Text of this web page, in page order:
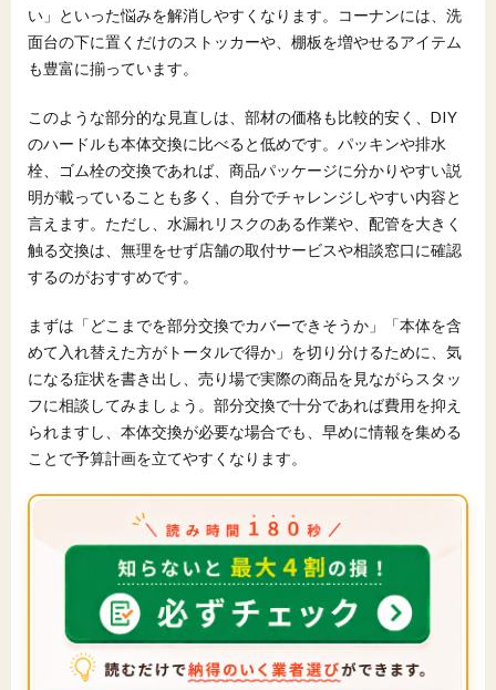
い」といった悩みを解消しやすくなります。コーナンには、洗
面台の下に置くだけのストッカーや、棚板を増やせるアイテム
も豊富に揃っています。
このような部分的な見直しは、部材の価格も比較的安く、DIY
のハードルも本体交換に比べると低めです。パッキンや排水
栓、ゴム栓の交換であれば、商品パッケージに分かりやすい説
明が載っていることも多く、自分でチャレンジしやすい内容と
言えます。ただし、水漏れリスクのある作業や、配管を大きく
触る交換は、無理をせず店舗の取付サービスや相談窓口に確認
するのがおすすめです。
まずは「どこまでを部分交換でカバーできそうか」「本体を含
めて入れ替えた方がトータルで得か」を切り分けるために、気
になる症状を書き出し、売り場で実際の商品を見ながらスタッ
フに相談してみましょう。部分交換で十分であれば費用を抑え
られますし、本体交換が必要な場合でも、早めに情報を集める
ことで予算計画を立てやすくなります。